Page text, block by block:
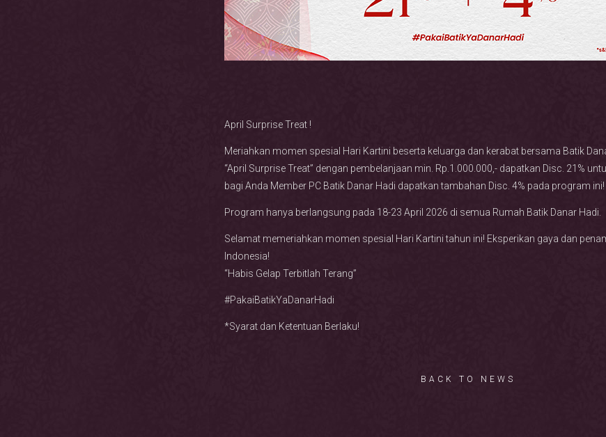
April Surprise Treat !
Meriahkan momen spesial Hari Kartini beserta keluarga dan kerabat bersama Batik
“April Surprise Treat” dengan pembelanjaan min. Rp.1.000.000,- dapatkan Disc. 21%
bagi Anda Member PC Batik Danar Hadi dapatkan tambahan Disc. 4% pada program ini!
Program hanya berlangsung pada 18-23 April 2026 di semua Rumah Batik Danar Hadi.
Selamat memeriahkan momen spesial Hari Kartini tahun ini! Eksperikan gaya dan
Indonesia!
“Habis Gelap Terbitlah Terang”
#PakaiBatikYaDanarHadi
*Syarat dan Ketentuan Berlaku!
BACK TO NEWS